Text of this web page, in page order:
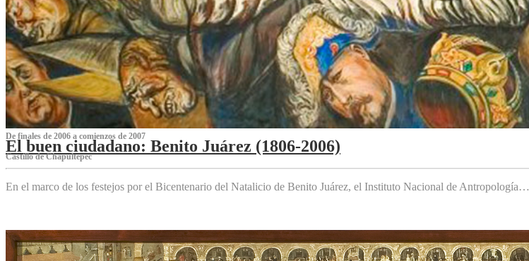
De finales de 2006 a comienzos de 2007
El buen ciudadano: Benito Juárez (1806-2006)
Castillo de Chapultepec
En el marco de los festejos por el Bicentenario del Natalicio de Benito Juárez, el Instituto Nacional de Antropología…